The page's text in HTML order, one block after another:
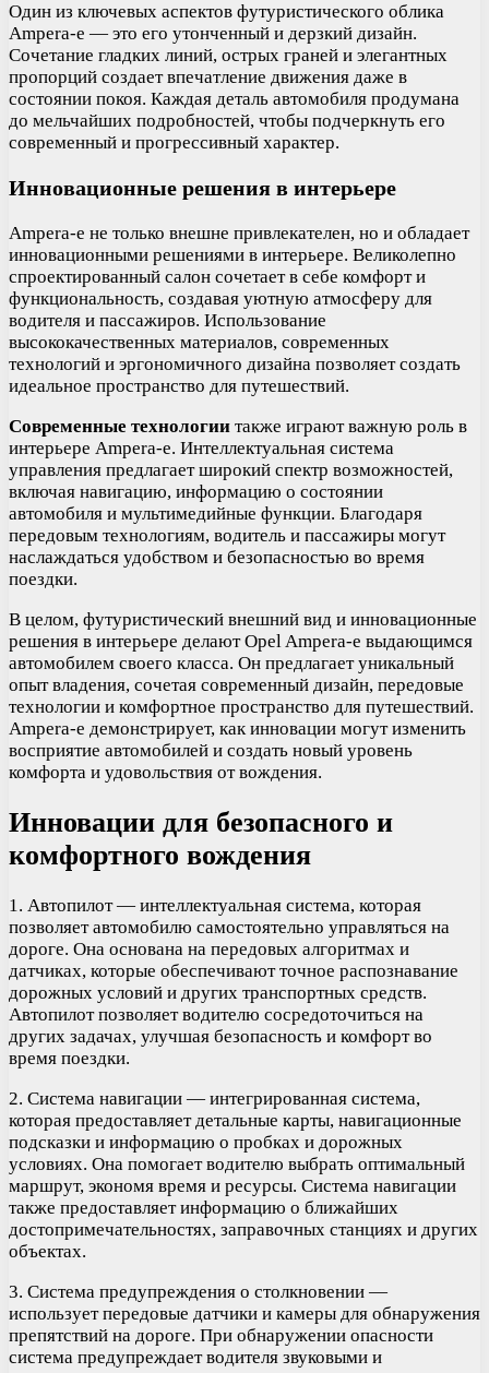
Один из ключевых аспектов футуристического облика
Ampera-e — это его утонченный и дерзкий дизайн.
Сочетание гладких линий, острых граней и элегантных
пропорций создает впечатление движения даже в
состоянии покоя. Каждая деталь автомобиля продумана
до мельчайших подробностей, чтобы подчеркнуть его
современный и прогрессивный характер.
Инновационные решения в интерьере
Ampera-e не только внешне привлекателен, но и обладает
инновационными решениями в интерьере. Великолепно
спроектированный салон сочетает в себе комфорт и
функциональность, создавая уютную атмосферу для
водителя и пассажиров. Использование
высококачественных материалов, современных
технологий и эргономичного дизайна позволяет создать
идеальное пространство для путешествий.
Современные технологии также играют важную роль в
интерьере Ampera-e. Интеллектуальная система
управления предлагает широкий спектр возможностей,
включая навигацию, информацию о состоянии
автомобиля и мультимедийные функции. Благодаря
передовым технологиям, водитель и пассажиры могут
наслаждаться удобством и безопасностью во время
поездки.
В целом, футуристический внешний вид и инновационные
решения в интерьере делают Opel Ampera-e выдающимся
автомобилем своего класса. Он предлагает уникальный
опыт владения, сочетая современный дизайн, передовые
технологии и комфортное пространство для путешествий.
Ampera-e демонстрирует, как инновации могут изменить
восприятие автомобилей и создать новый уровень
комфорта и удовольствия от вождения.
Инновации для безопасного и
комфортного вождения
1. Автопилот — интеллектуальная система, которая
позволяет автомобилю самостоятельно управляться на
дороге. Она основана на передовых алгоритмах и
датчиках, которые обеспечивают точное распознавание
дорожных условий и других транспортных средств.
Автопилот позволяет водителю сосредоточиться на
других задачах, улучшая безопасность и комфорт во
время поездки.
2. Система навигации — интегрированная система,
которая предоставляет детальные карты, навигационные
подсказки и информацию о пробках и дорожных
условиях. Она помогает водителю выбрать оптимальный
маршрут, экономя время и ресурсы. Система навигации
также предоставляет информацию о ближайших
достопримечательностях, заправочных станциях и других
объектах.
3. Система предупреждения о столкновении —
использует передовые датчики и камеры для обнаружения
препятствий на дороге. При обнаружении опасности
система предупреждает водителя звуковыми и